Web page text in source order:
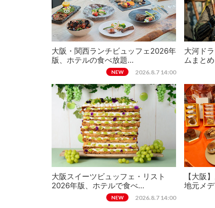
大阪・関西ランチビュッフェ2026年
版、ホテルの食べ放題…
NEW 2026.8.7 14:00
大河ド
ムまと
大阪スイーツビュッフェ・リスト
2026年版、ホテルで食べ…
NEW 2026.8.7 14:00
【大阪
地元メ